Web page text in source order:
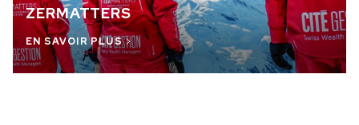
ZERMATTERS
EN SAVOIR PLUS